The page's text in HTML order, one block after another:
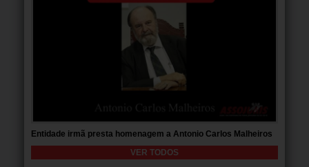
Entidade irmã presta homenagem a Antonio Carlos Malheiros
VER TODOS